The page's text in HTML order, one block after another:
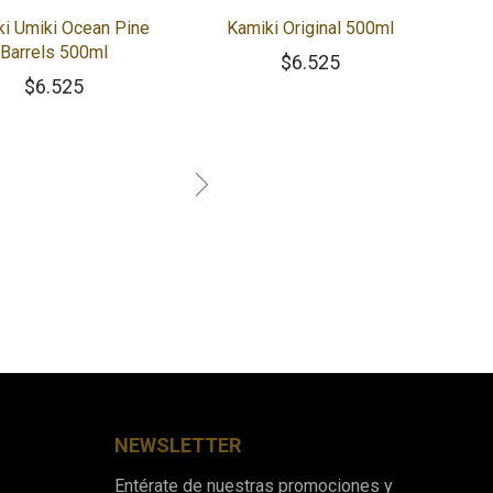
Umiki Ocean Pine
Barrels 500ml
$6.525
Kamiki Original 500ml
$6.525
NEWSLETTER
Entérate de nuestras promociones y